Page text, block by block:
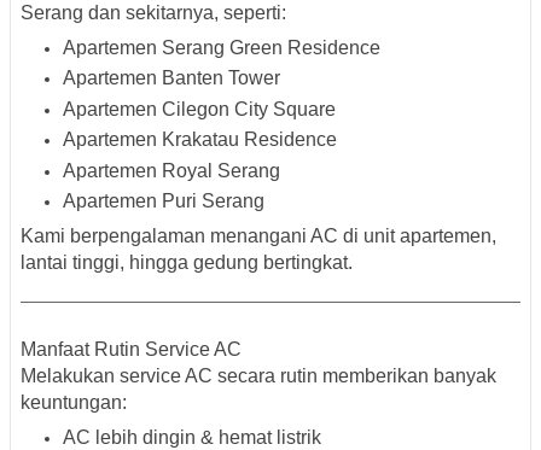
Serang dan sekitarnya, seperti:
Apartemen Serang Green Residence
Apartemen Banten Tower
Apartemen Cilegon City Square
Apartemen Krakatau Residence
Apartemen Royal Serang
Apartemen Puri Serang
Kami berpengalaman menangani AC di unit apartemen,
lantai tinggi, hingga gedung bertingkat.
Manfaat Rutin Service AC
Melakukan service AC secara rutin memberikan banyak
keuntungan:
AC lebih dingin & hemat listrik